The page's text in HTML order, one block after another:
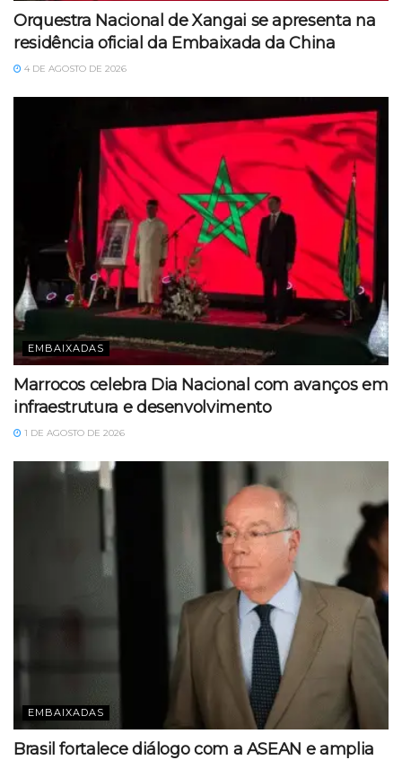
Orquestra Nacional de Xangai se apresenta na
residência oficial da Embaixada da China
4 DE AGOSTO DE 2026
EMBAIXADAS
Marrocos celebra Dia Nacional com avanços em
infraestrutura e desenvolvimento
1 DE AGOSTO DE 2026
EMBAIXADAS
Brasil fortalece diálogo com a ASEAN e amplia